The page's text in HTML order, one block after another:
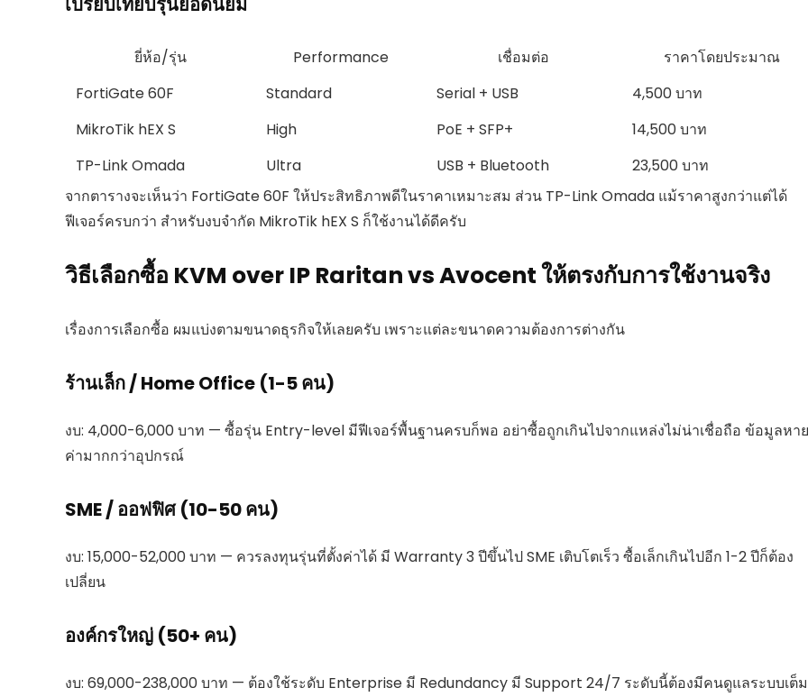
ยี่ห้อ/รุ่น Performance เชื่อมต่อ
ราคาโดยประมาณ
FortiGate 60F
Standard Serial + USB
4,500 บาท
MikroTik hEX S
High PoE + SFP+
14,500 บาท
TP-Link Omada
Ultra USB + Bluetooth
23,500 บาท
จากตารางจะเห็นว่า FortiGate 60F ให้ประสิทธิภาพดีในราคาเหมาะสม ส่วน TP-Link Omada แม้ราคาสูงกว่าแต่ได้
ฟีเจอร์ครบกว่า สำหรับงบจำกัด MikroTik hEX S ก็ใช้งานได้ดีครับ
วิธีเลือกซื้อ KVM over IP Raritan vs Avocent ให้ตรงกับการใช้งานจริง
เรื่องการเลือกซื้อ ผมแบ่งตามขนาดธุรกิจให้เลยครับ เพราะแต่ละขนาดความต้องการต่างกัน
ร้านเล็ก / Home Office (1-5 คน)
งบ: 4,000-6,000 บาท — ซื้อรุ่น Entry-level มีฟีเจอร์พื้นฐานครบก็พอ อย่าซื้อถูกเกินไปจากแหล่งไม่น่าเชื่อถือ ข้อมูลหา
ค่ามากกว่าอุปกรณ์
SME / ออฟฟิศ (10-50 คน)
งบ: 15,000-52,000 บาท — ควรลงทุนรุ่นที่ตั้งค่าได้ มี Warranty 3 ปีขึ้นไป SME เติบโตเร็ว ซื้อเล็กเกินไปอีก 1-2 ปีก็ต้อง
เปลี่ยน
องค์กรใหญ่ (50+ คน)
งบ: 69,000-238,000 บาท — ต้องใช้ระดับ Enterprise มี Redundancy มี Support 24/7 ระดับนี้ต้องมีคนดูแลระบบเต็ม